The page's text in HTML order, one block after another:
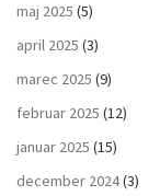
maj 2025 (5)
april 2025 (3)
marec 2025 (9)
februar 2025 (12)
januar 2025 (15)
december 2024(3)